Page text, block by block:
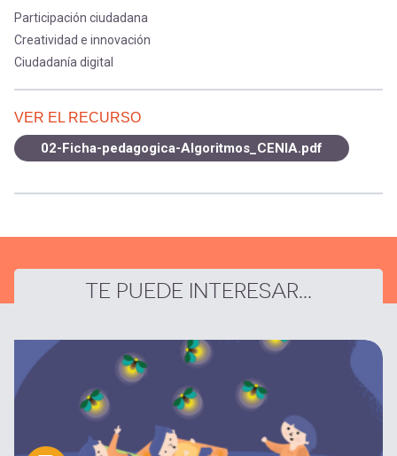
Participación ciudadana
Creatividad e innovación
Ciudadanía digital
VER EL RECURSO
02-Ficha-pedagogica-Algoritmos_CENIA.pdf
TE PUEDE INTERESAR...